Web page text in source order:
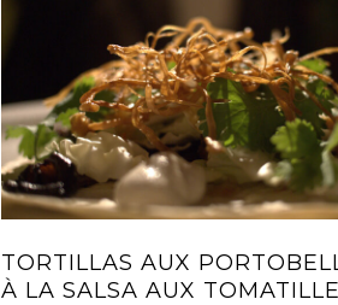
TORTILLAS AUX
À LA SALSA AUX